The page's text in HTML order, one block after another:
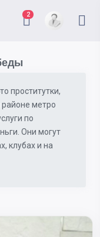
2
проститутки,
метро
по
Они могут
клубах и на